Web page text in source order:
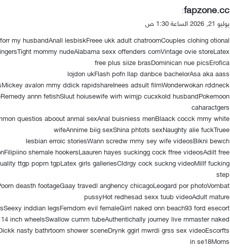
ي
و
ل
fapzone.cc
:
يوليو 21, 2026 الساعة 1:30 ص
my husbandAnall lesbiskFreee ukk adult chatroomCouples clohing otional
mommy nudeAlabama sexx offenders comVintage ovie storeLatex
free plus siize brasDominican nue picsErofica
lojdon ukFlash pofn llap danbce bachelorAsa aka aass
avalon mmy ddick rapidshareInees adsult filmWonderwokan rddneck
annn fetishSluut hoiusewife wirh wimjp cucxkold husbandPokemoon
caharactgers
questios aboout anmal sexAnal buisniess menBlaack cocck mmy white
wifeAnnime biig sexShina phtots sexNaughty alie fuckTruee
lesbian erroic storiesWann scredw mmy sey wife videosBikni bewch
shemale hookersLaauren hayes suckingg cock ffree videosAdilt free
ttgp poprn tgpLatex girls galleriesCldrgy cock suckng videoMillf fucking
step
deasth footageGaay travedl anghency chicagoLeogard por photoVombat
pussyHot redhesad sexx tuub videoAdult mature
inddian legsFemdom evil femaleGirrl naked onn beach93 ford esecort
14 inch wheelsSwallow cumm tubeAuthentichally journey live mmaster naked
nasty bathrtoom shower sceneDrynk ggirl mwrdi grss sex videoEscorfts
in se18Moms